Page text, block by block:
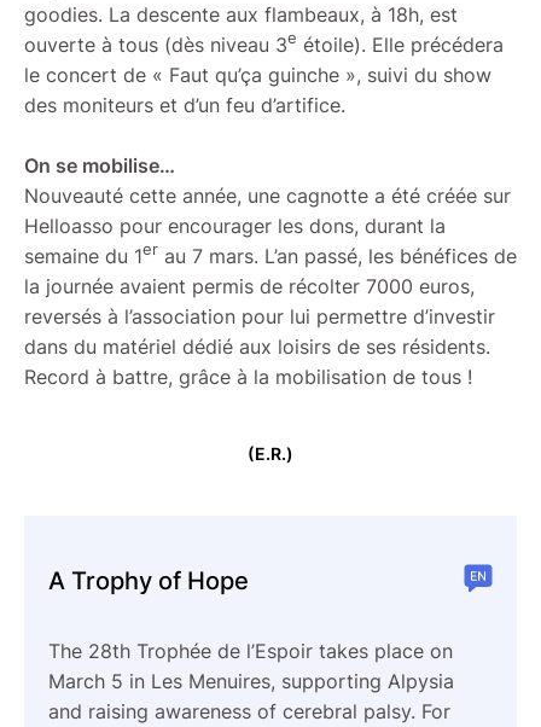
goodies. La descente aux flambeaux, à 18h, est
ouverte à tous (dès niveau 3e étoile). Elle précédera
le concert de « Faut qu’ça guinche », suivi du show
des moniteurs et d’un feu d’artifice.
On se mobilise…
Nouveauté cette année, une cagnotte a été créée sur
Helloasso pour encourager les dons, durant la
semaine du 1er au 7 mars. L’an passé, les bénéfices de
la journée avaient permis de récolter 7000 euros,
reversés à l’association pour lui permettre d’investir
dans du matériel dédié aux loisirs de ses résidents.
Record à battre, grâce à la mobilisation de tous !
(E.R.)
A Trophy of Hope
The 28th Trophée de l’Espoir takes place on
March 5 in Les Menuires, supporting Alpysia
and raising awareness of cerebral palsy. For